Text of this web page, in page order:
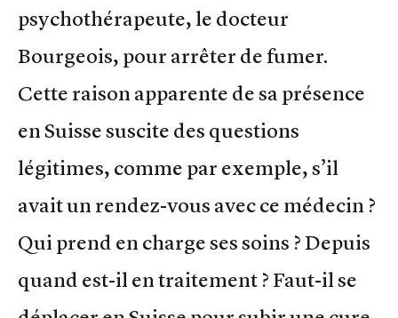
psychothérapeute, le docteur
Bourgeois, pour arrêter de fumer.
Cette raison apparente de sa présence
en Suisse suscite des questions
légitimes, comme par exemple, s’il
avait un rendez-vous avec ce médecin ?
Qui prend en charge ses soins ? Depuis
quand est-il en traitement ? Faut-il se